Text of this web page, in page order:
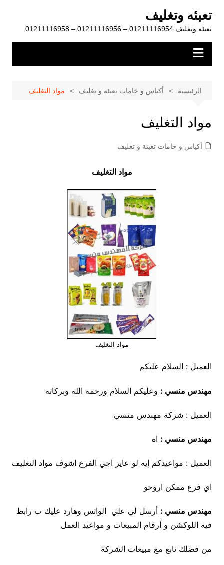
المحتوى
تعبئه وتغليف
تعبئه وتغليف 01211116954 – 01211116956 – 01211116958
الرئيسية أكياس و خامات تعبئة و تغليف مواد التغليف
مواد التغليف
أكياس و خامات تعبئة و تغليف
مواد التغليف
مواد التغليف
العميل : السلام عليكم
مهندس منسي : وعليكم السلام ورحمة الله وبركاته
العميل : شركة مهندس منسي
مهندس منسي : اه
العميل : مواعيدكم إيه لو عايز اجي الفرع اشوف مواد التغليف
اي فرع ممكن اروحو
مهندس منسي : أرسل لي علي الواتس وهارد عليك ب رابط
فيه اللوكشن و أرقام المبيعات و مواعيد العمل
من فضلك تابع مع مبيعات الشركة